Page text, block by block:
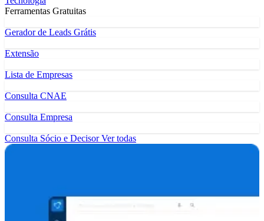
Ferramentas Gratuitas
Gerador de Leads Grátis
Extensão
Lista de Empresas
Consulta CNAE
Consulta Empresa
Consulta Sócio e DecisorVer todas